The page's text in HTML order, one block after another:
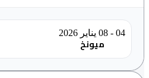
04 - 08 يناير 2026
ميونخ